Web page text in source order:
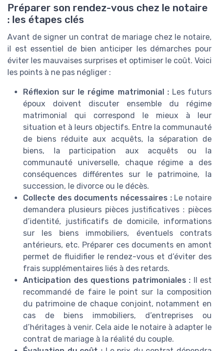
Préparer son rendez-vous chez le notaire
: les étapes clés
Avant de signer un contrat de mariage chez le notaire,
il est essentiel de bien anticiper les démarches pour
éviter les mauvaises surprises et optimiser le coût. Voici
les points à ne pas négliger :
Réflexion sur le régime matrimonial :Les futurs
époux doivent discuter ensemble du régime
matrimonial qui correspond le mieux à leur
situation et à leurs objectifs. Entre la communauté
de biens réduite aux acquêts, la séparation de
biens, la participation aux acquêts ou la
communauté universelle, chaque régime a des
conséquences différentes sur le patrimoine, la
succession, le divorce ou le décès.
Collecte des documents nécessaires :Le notaire
demandera plusieurs pièces justificatives : pièces
d’identité, justificatifs de domicile, informations
sur les biens immobiliers, éventuels contrats
antérieurs, etc. Préparer ces documents en amont
permet de fluidifier le rendez-vous et d’éviter des
frais supplémentaires liés à des retards.
Anticipation des questions patrimoniales : Il est
recommandé de faire le point sur la composition
du patrimoine de chaque conjoint, notamment en
cas de biens immobiliers, d’entreprises ou
d’héritages à venir. Cela aide le notaire à adapter le
contrat de mariage à la réalité du couple.